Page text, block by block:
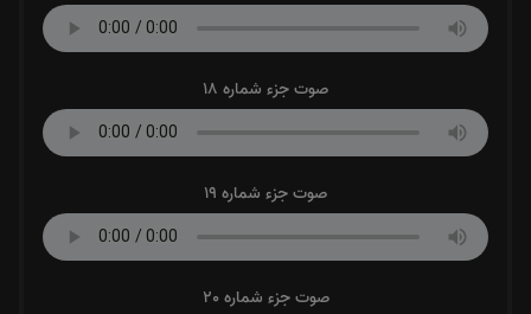
صوت جزء شماره 18
صوت جزء شماره 19
صوت جزء شماره 20